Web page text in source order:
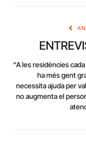
“A les residències
ha més gent
necessita ajuda per
no augmenta el